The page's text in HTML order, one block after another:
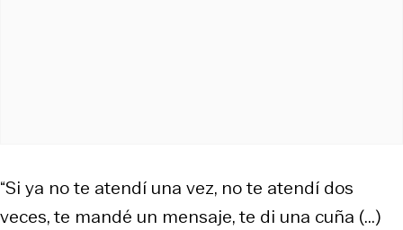
“Si ya no te atendí una vez, no te atendí dos
veces, te mandé un mensaje, te di una cuña (...)